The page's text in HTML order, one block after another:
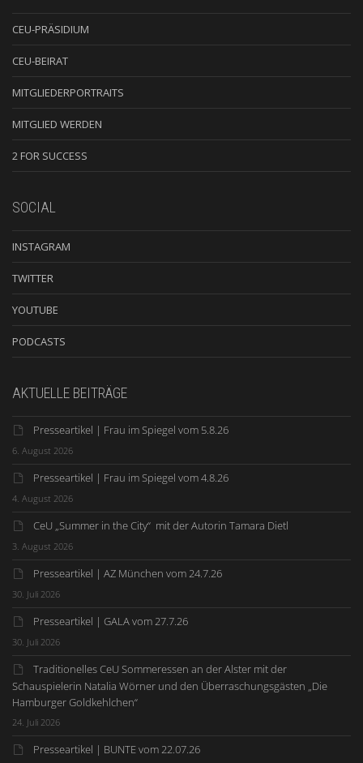
CEU-PRÄSIDIUM
CEU-BEIRAT
MITGLIEDERPORTRAITS
MITGLIED WERDEN
2 FOR SUCCESS
SOCIAL
INSTAGRAM
TWITTER
YOUTUBE
PODCASTS
AKTUELLE BEITRÄGE
Presseartikel | Frau im Spiegel vom 5.8.26
6. August 2026
Presseartikel | Frau im Spiegel vom 4.8.26
4. August 2026
CeU „Summer in the City“ mit der Autorin Tamara Dietl
3. August 2026
Presseartikel | AZ München vom 24.7.26
30. Juli 2026
Presseartikel | GALA vom 27.7.26
30. Juli 2026
Traditionelles CeU Sommeressen an der Alster mit der
Schauspielerin Natalia Wörner und den Überraschungsgästen „Die
Hamburger Goldkehlchen“
24. Juli 2026
Presseartikel | BUNTE vom 22.07.26